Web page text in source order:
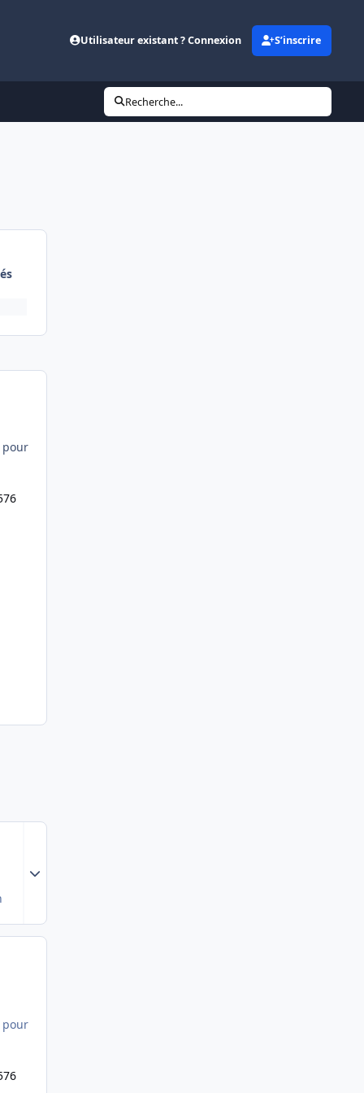
Utilisateur existant ? Connexion S’inscrire
Recherche...
pour
Expand topic overview
pour